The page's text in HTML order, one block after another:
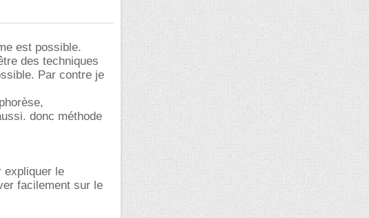
est possible.
des techniques
Par contre je
donc méthode
expliquer le
facilement sur le